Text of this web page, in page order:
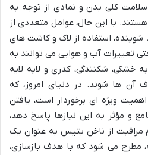
سلامت کلی بدن و نمادی از توجه به
با این حال، عوامل متعددی از
استفاده از لاک و کاشت های
تغییرات آب و هوایی می توانند به
خشکی، شکنندگی، کدری و لایه لایه
ها شوند. در دنیای امروز، که
ویژه ای برخوردار است، یافتن
و مؤثر به این نیازها پاسخ دهد،
مراقبت از ناخن بتیس به عنوان یک
مطرح می شود که با هدف بازسازی،